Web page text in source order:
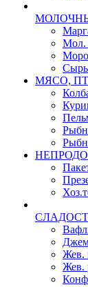
Мол.
МЯСО,
Жев.
Жев.